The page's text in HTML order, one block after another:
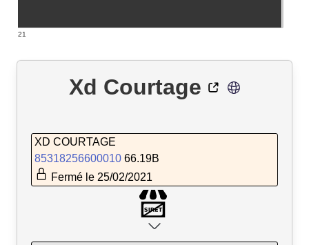
21
Xd Courtage
XD COURTAGE
85318256600010 66.19B
Fermé le 25/02/2021